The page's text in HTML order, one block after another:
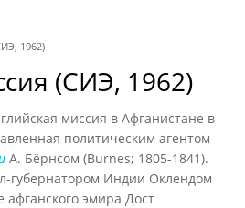
1962)
(СИЭ, 1962)
миссия в Афганистане в
политическим агентом
А. Бёрнсом (Burnes; 1805-1841).
губернатором Индии Оклендом
эмира Дост